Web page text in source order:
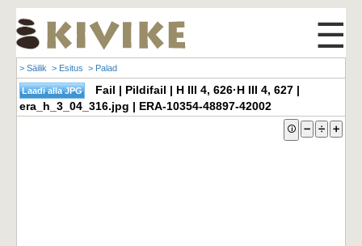
☰
> Säilik > Esitus > Palad
Fail | Pildifail | H III 4, 626·H III 4, 627 |
era_h_3_04_316.jpg | ERA-10354-48897-42002